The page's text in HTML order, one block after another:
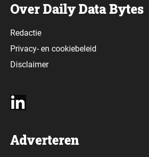
Over Daily Data Bytes
Redactie
Privacy-en cookiebeleid
Disclaimer
Adverteren